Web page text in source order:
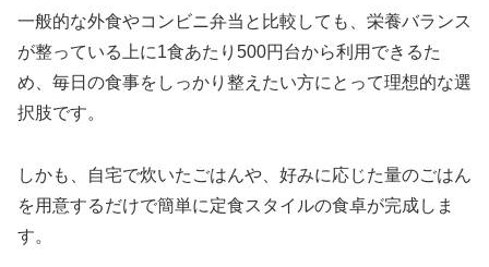
一般的な外食やコンビニ弁当と比較しても、栄養バランス
が整っている上に1食あたり500円台から利用できるた
め、毎日の食事をしっかり整えたい方にとって理想的な選
択肢です。
しかも、自宅で炊いたごはんや、好みに応じた量のごはん
を用意するだけで簡単に定食スタイルの食卓が完成しま
す。